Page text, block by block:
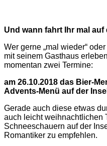
Und wann fahrt Ihr mal auf
Wer gerne „mal wieder“
mit seinem Gasthaus
momentan zwei Termine:
am 26.10.2018 das Bier-
Advents-Menü auf der
Gerade auch diese etwas
auch leicht weihnachtlichen
Schneeschauern auf der
Romantiker zu empfehlen.